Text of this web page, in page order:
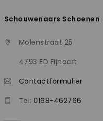
Schouwenaars Schoenen
Molenstraat 25
4793 ED Fijnaart
Contactformulier
Tel:0168-462766